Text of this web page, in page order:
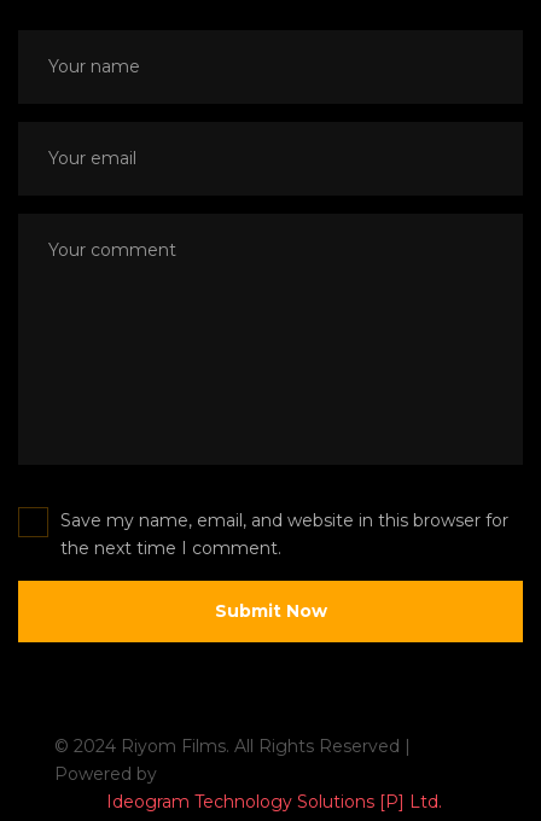
Save my name, email, and website in this browser for
the next time I comment.
© 2024 Riyom Films. All Rights Reserved |
Powered by
Ideogram Technology Solutions [P] Ltd.